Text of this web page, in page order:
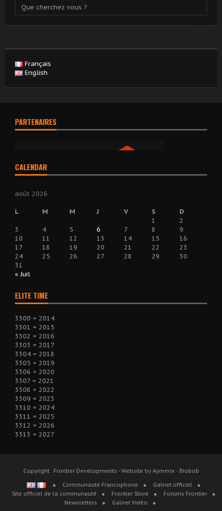
Français
English
PARTENAIRES
CALENDAR
août 2026
L M M J V S
D
1
2
3
4 5 6 7 8
9
10
11 12 13 14 15
16
17
18 19 20 21 22
23
24
25 26 27 28 29
30
31
« Juil
ELITE TIME
3300 = 2014
3301 = 2015
3302 = 2016
3303 = 2017
3304 = 2018
3305 = 2019
3306 = 2020
3307 = 2021
3308 = 2022
3309 = 2023
3310 = 2024
3311 = 2025
3312 = 2026
3313 = 2027
Copyright : Frontier Developments - Website by Aymerix - Biobob
Communauté Francophone
Galnet officiel
Site officiel de la communauté
Frontier Store
Forums Frontier
Newsletters
Galnet Vidéo